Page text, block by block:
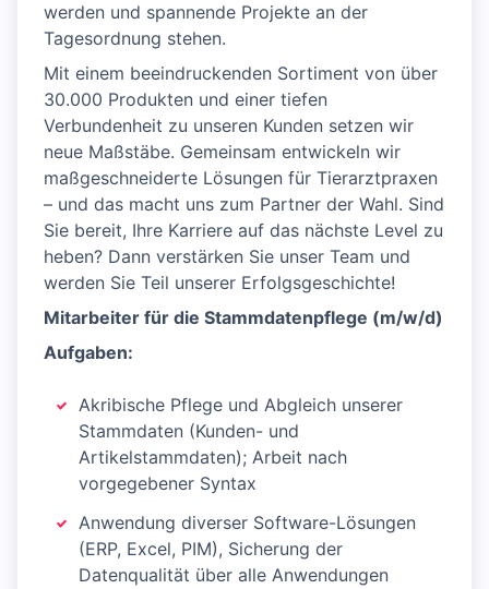
werden und spannende Projekte an der
Tagesordnung stehen.
Mit einem beeindruckenden Sortiment von über
30.000 Produkten und einer tiefen
Verbundenheit zu unseren Kunden setzen wir
neue Maßstäbe. Gemeinsam entwickeln wir
maßgeschneiderte Lösungen für Tierarztpraxen
– und das macht uns zum Partner der Wahl. Sind
Sie bereit, Ihre Karriere auf das nächste Level zu
heben? Dann verstärken Sie unser Team und
werden Sie Teil unserer Erfolgsgeschichte!
Mitarbeiter für die Stammdatenpflege (m/w/d)
Aufgaben:
Akribische Pflege und Abgleich unserer
Stammdaten (Kunden- und
Artikelstammdaten); Arbeit nach
vorgegebener Syntax
Anwendung diverser Software-Lösungen
(ERP, Excel, PIM), Sicherung der
Datenqualität über alle Anwendungen